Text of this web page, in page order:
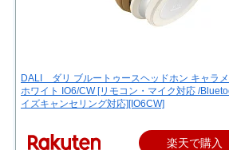
DALI ダリ ブルートゥースヘッドホン キャラメ
ホワイト IO6/CW [リモコン・マイク対応 /
イズキャンセリング対応][IO6CW]
楽天で購入